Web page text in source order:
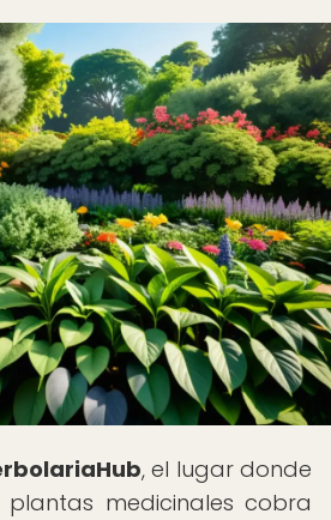
, el lugar donde
medicinales cobra